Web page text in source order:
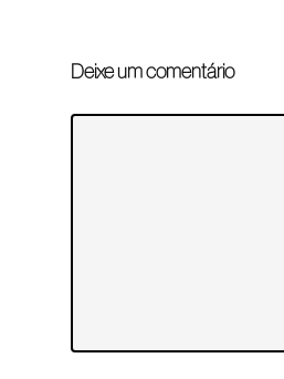
Deixe um comentário